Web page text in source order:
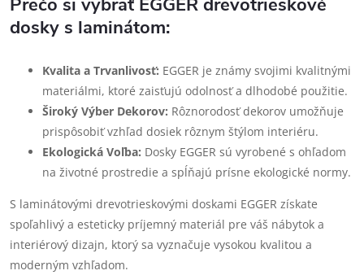
dosky s laminátom:
Kvalita a Trvanlivosť: EGGER je známy svojimi kvalitnými
materiálmi, ktoré zaisťujú odolnosť a dlhodobé použitie.
Široký Výber Dekorov: Rôznorodosť dekorov umožňuje
prispôsobiť vzhľad dosiek rôznym štýlom interiéru.
Ekologická Voľba: Dosky EGGER sú vyrobené s ohľadom
na životné prostredie a spĺňajú prísne ekologické normy.
S laminátovými drevotrieskovými doskami EGGER získate
spoľahlivý a esteticky príjemný materiál pre váš nábytok a
interiérový dizajn, ktorý sa vyznačuje vysokou kvalitou a
moderným vzhľadom.